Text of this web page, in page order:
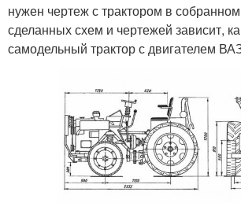
нужен чертеж с трактором в
сделанных схем и чертежей зависит,
самодельный трактор с двигателем